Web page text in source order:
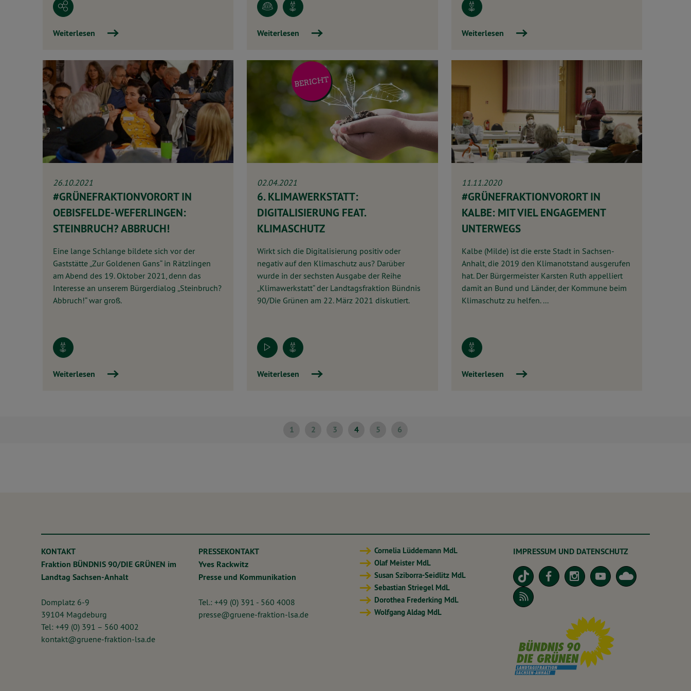
Weiterlesen Weiterlesen Weiterlesen
26.10.2021
#GRÜNEFRAKTIONVORORT IN
OEBISFELDE-WEFERLINGEN:
STEINBRUCH? ABBRUCH!
Eine lange Schlange bildete sich vor der
Gaststätte „Zur Goldenen Gans“ in Rätzlingen
am Abend des 19. Oktober 2021, denn das
Interesse an unserem Bürgerdialog „Steinbruch?
Abbruch!“ war groß.
Weiterlesen
02.04.2021
6. KLIMAWERKSTATT:
DIGITALISIERUNG FEAT.
KLIMASCHUTZ
Wirkt sich die Digitalisierung positiv oder
negativ auf den Klimaschutz aus? Darüber
wurde in der sechsten Ausgabe der Reihe
„Klimawerkstatt“ der Landtagsfraktion Bündnis
90/Die Grünen am 22. März 2021 diskutiert.
Weiterlesen
11.11.2020
#GRÜNEFRAKTIONVORORT IN
KALBE: MIT VIEL ENGAGEMENT
UNTERWEGS
Kalbe (Milde) ist die erste Stadt in Sachsen-
Anhalt, die 2019 den Klimanotstand ausgerufen
hat. Der Bürgermeister Karsten Ruth appelliert
damit an Bund und Länder, der Kommune beim
Klimaschutz zu helfen. ...
Weiterlesen
1 2 3 4 5 6
KONTAKT
Fraktion BÜNDNIS 90/DIE GRÜNEN im
Landtag Sachsen-Anhalt
Domplatz 6-9
39104 Magdeburg
Tel: +49 (0) 391 – 560 4002
kontakt@gruene-fraktion-lsa.de
PRESSEKONTAKT
Yves Rackwitz
Presse und Kommunikation
Tel.: +49 (0) 391 - 560 4008
presse@gruene-fraktion-lsa.de
Cornelia Lüddemann MdL
Olaf Meister MdL
Susan Sziborra-Seidlitz MdL
Sebastian Striegel MdL
Dorothea Frederking MdL
Wolfgang Aldag MdL
IMPRESSUM UND DATENSCHUTZ